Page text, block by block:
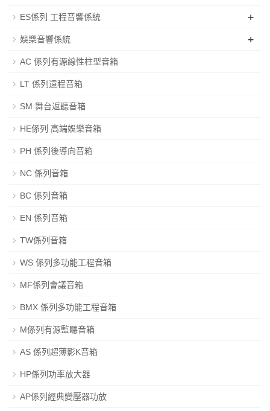
ES係列 工程音響係統 +
娛樂音響係統 +
AC 係列有源線性柱型音箱
LT 係列遠程音箱
SM 舞台返聽音箱
HE係列 高端娛樂音箱
PH 係列後導向音箱
NC 係列音箱
BC 係列音箱
EN 係列音箱
TW係列音箱
WS 係列多功能工程音箱
MF係列會議音箱
BMX 係列多功能工程音箱
M係列有源監聽音箱
AS 係列超薄影K音箱
HP係列功率放大器
AP係列經典變壓器功放